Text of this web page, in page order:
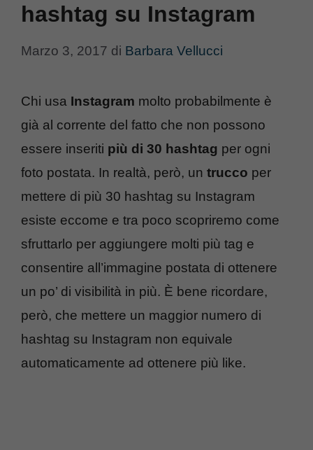
hashtag su Instagram
Marzo 3, 2017 di Barbara Vellucci
Chi usa Instagram molto probabilmente è
già al corrente del fatto che non possono
essere inseriti più di 30 hashtag per ogni
foto postata. In realtà, però, un trucco per
mettere di più 30 hashtag su Instagram
esiste eccome e tra poco scopriremo come
sfruttarlo per aggiungere molti più tag e
consentire all’immagine postata di ottenere
un po’ di visibilità in più. È bene ricordare,
però, che mettere un maggior numero di
hashtag su Instagram non equivale
automaticamente ad ottenere più like.